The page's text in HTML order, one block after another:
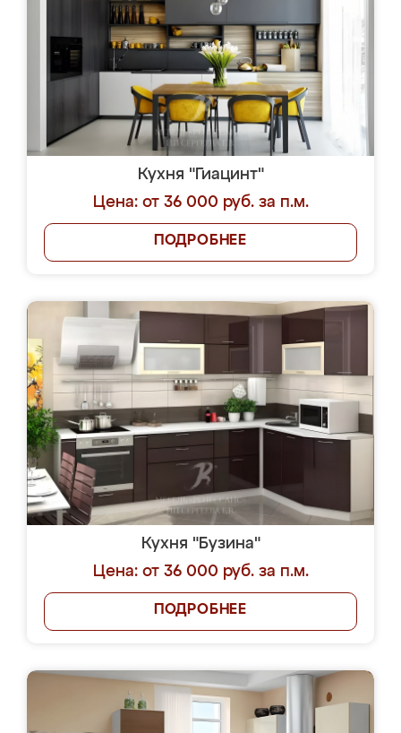
Кухня "Гиацинт"
Цена: от 36 000 руб. за п.м.
ПОДРОБНЕЕ
Кухня "Бузина"
Цена: от 36 000 руб. за п.м.
ПОДРОБНЕЕ